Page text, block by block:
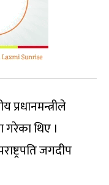
प्रधानमन्त्रीले
थिए ।
जगदीप